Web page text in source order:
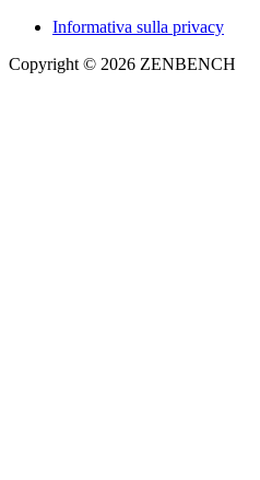
Informativa sulla privacy
Copyright © 2026 ZENBENCH